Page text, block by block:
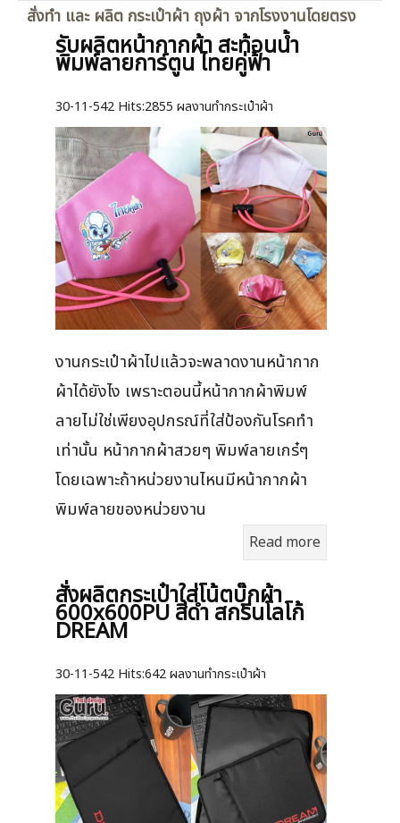
สั่งทำ และ ผลิต กระเป๋าผ้า ถุงผ้า จากโรงงานโดยตรง
รับผลิตหน้ากากผ้า สะท้อนน้ำ
พิมพ์ลายการ์ตูน ไทยคู่ฟ้า
30-11-542 Hits:2855 ผลงานทำกระเป๋าผ้า
งานกระเป๋าผ้าไปแล้วจะพลาดงานหน้ากาก
ผ้าได้ยังไง เพราะตอนนี้หน้ากากผ้าพิมพ์
ลายไม่ใช่เพียงอุปกรณ์ที่ใส่ป้องกันโรคทำ
เท่านั้น หน้ากากผ้าสวยๆ พิมพ์ลายเกร๋ๆ
โดยเฉพาะถ้าหน่วยงานไหนมีหน้ากากผ้า
พิมพ์ลายของหน่วยงาน
Read more
สั่งผลิตกระเป๋าใส่โน้ตบุ๊กผ้า
600x600PU สีดำ สกรีนโลโก้
DREAM
30-11-542 Hits:642 ผลงานทำกระเป๋าผ้า